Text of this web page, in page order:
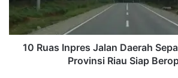
63
Km
di
Provinsi
10 Ruas Inpres Jalan Daerah
Provinsi Riau Siap